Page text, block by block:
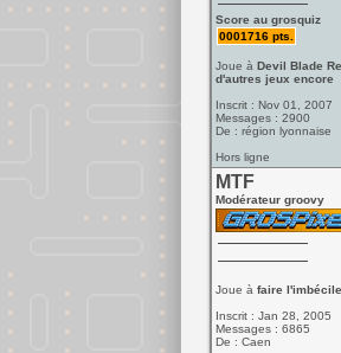
Score au grosquiz
0001716 pts.
Joue à Devil Blade
d'autres jeux encore
Inscrit : Nov 01, 2007
Messages : 2900
De : région lyonnaise
Hors ligne
MTF
Modérateur groovy
Joue à faire l'imbécile.
Inscrit : Jan 28, 2005
Messages : 6865
De : Caen